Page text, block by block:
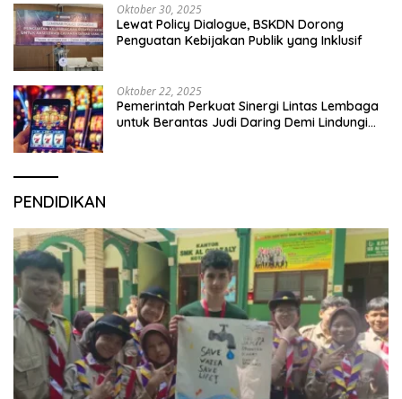
Oktober 30, 2025
Lewat Policy Dialogue, BSKDN Dorong
Penguatan Kebijakan Publik yang Inklusif
Oktober 22, 2025
Pemerintah Perkuat Sinergi Lintas Lembaga
untuk Berantas Judi Daring Demi Lindungi
PENDIDIKAN